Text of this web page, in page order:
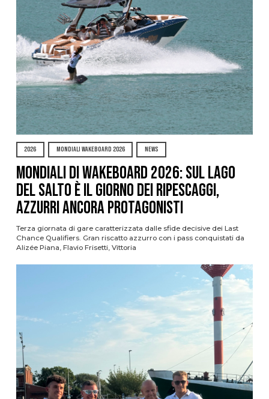
2026 MONDIALI WAKEBOARD 2026 NEWS
Mondiali di Wakeboard 2026: sul Lago
del Salto è il giorno dei ripescaggi,
azzurri ancora protagonisti
Terza giornata di gare caratterizzata dalle sfide decisive dei Last
Chance Qualifiers. Gran riscatto azzurro con i pass conquistati da
Alizée Piana, Flavio Frisetti, Vittoria